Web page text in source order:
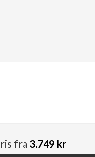
fra 3.749 kr